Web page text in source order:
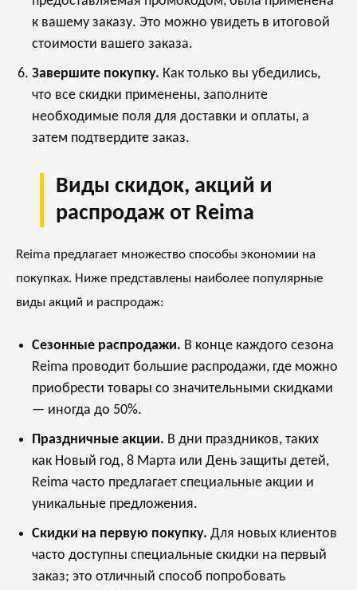
к вашему заказу. Это можно увидеть в итоговой
стоимости вашего заказа.
Завершите покупку. Как только вы убедились,
что все скидки применены, заполните
необходимые поля для доставки и оплаты, а
затем подтвердите заказ.
Виды скидок, акций и
распродаж от Reima
Reima предлагает множество способы экономии на
покупках. Ниже представлены наиболее популярные
виды акций и распродаж:
Сезонные распродажи. В конце каждого сезона
Reima проводит большие распродажи, где можно
приобрести товары со значительными скидками
— иногда до 50%.
Праздничные акции. В дни праздников, таких
как Новый год, 8 Марта или День защиты детей,
Reima часто предлагает специальные акции и
уникальные предложения.
Скидки на первую покупку. Для новых клиентов
часто доступны специальные скидки на первый
заказ; это отличный способ попробовать